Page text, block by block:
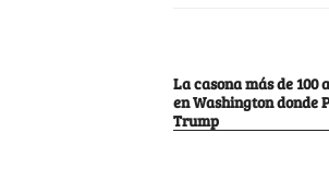
La casona más de 100
en Washington donde
Trump